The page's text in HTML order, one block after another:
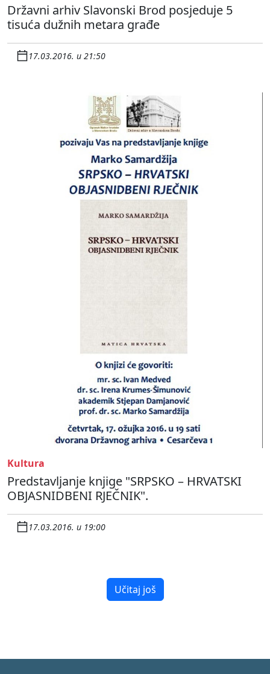
Državni arhiv Slavonski Brod posjeduje 5
tisuća dužnih metara građe
17.03.2016. u 21:50
Kultura
Predstavljanje knjige "SRPSKO – HRVATSKI
OBJASNIDBENI RJEČNIK".
17.03.2016. u 19:00
Učitaj još